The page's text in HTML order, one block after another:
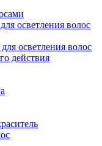
осветления волос
осветления волос
действия